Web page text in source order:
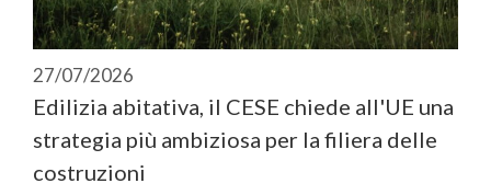
27/07/2026
Edilizia abitativa, il CESE chiede all'UE una
strategia più ambiziosa per la filiera delle
costruzioni